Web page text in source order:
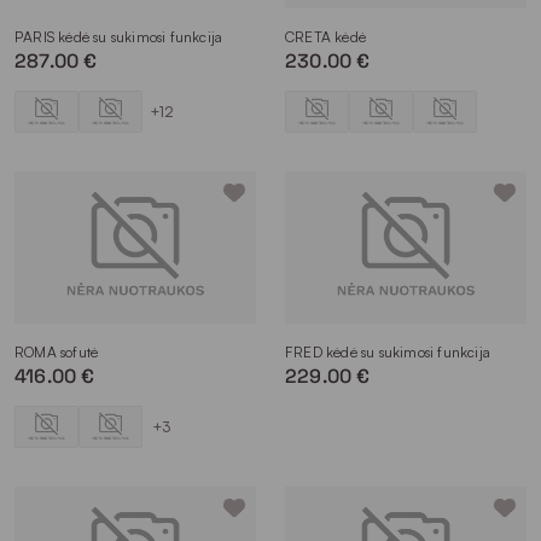
raštais.
be, pasirinkimas priklauso nuo individualių poreikių. Be to,
unikalių raštų ir spalvų modernios kėdės virtuvei suteikia
Valgomojo kėdžių tipai
Renkantis baldus, svarbu nuspręsti, kokios medžiagos
Minkštos kėdės – suteikia jaukumo ir prabangos pojūtį
Medinės kėdės – klasikos mėgėjams, vertinantiems
moderniam interjerui.
Klasikinės kėdės – tiems, kurie ieško nesenstančio
PARIS kėdė su sukimosi funkcija
287.00 €
+12
CRETA kėdė
230.00 €
ROMA sofutė
416.00 €
+3
FRED kėdė su sukimosi funkcija
229.00 €